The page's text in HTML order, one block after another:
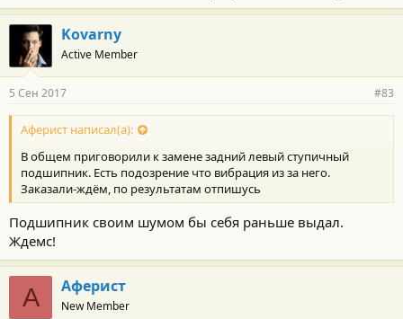
Kovarny
Active Member
5 Сен 2017 #83
Аферист написал(а):
В общем приговорили к замене задний левый ступичный
подшипник. Есть подозрение что вибрация из за него.
Заказали-ждём, по результатам отпишусь
Подшипник своим шумом бы себя раньше выдал.
Ждемс!
А Аферист
New Member